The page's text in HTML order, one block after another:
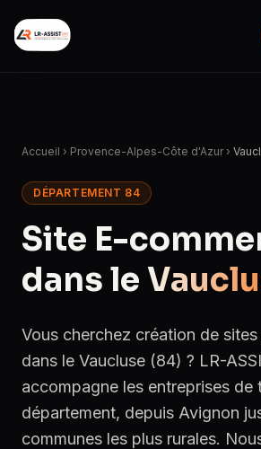
Accueil › Provence-Alpes-Côte d'Azur›
DÉPARTEMENT 84
Site E-
dans le
Vous cherchez création de
dans le Vaucluse (84) ? LR-
accompagne les entreprises de
département, depuis Avignon
communes les plus rurales.